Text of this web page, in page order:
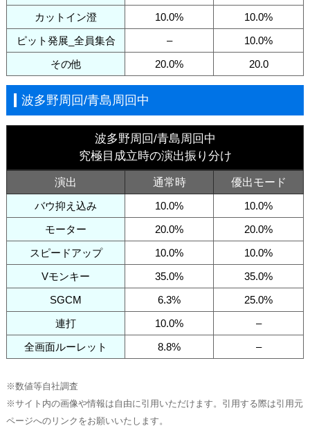
カットイン澄
10.0%
10.0%
ピット発展_全員集合
–
10.0%
その他
20.0% 20.0
波多野周回/青島周回中
波多野周回/青島周回中
究極目成立時の演出振り分け
演出 通常時 優出モード
バウ抑え込み 10.0%
10.0%
モーター
20.0%
20.0%
スピードアップ
10.0%
10.0%
Vモンキー
35.0%
35.0%
SGCM
6.3%
25.0%
連打
10.0%
–
全画面ルーレット
8.8% –
※数値等自社調査
※サイト内の画像や情報は自由に引用いただけます。引用する際は引用元
ページへのリンクをお願いいたします。